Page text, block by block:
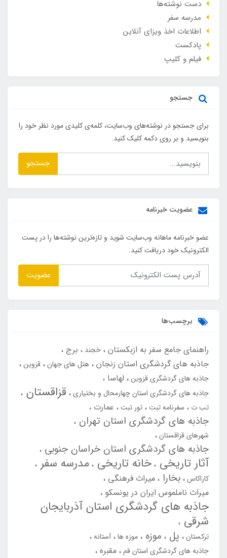
دست نوشته‌ها
مدرسه سفر
اطلاعات اخذ ویزای آنلاین
پادکست
فیلم و کلیپ
جستجو
برای جستجو در نوشته‌های وب‌سایت، کلمه‌ی کلیدی مورد نظر خود را
بنویسید و بر روی دکمه کلیک کنید.
جستجو
عضویت خبرنامه
عضو خبرنامه ماهانه وب‌سایت شوید و تازه‌ترین نوشته‌ها را در پست
الکترونیک خود دریافت کنید.
عضویت
برچسب‌ها
راهنمای جامع سفر به ازبکستان خجند
برج
جاذبه های گردشگری استان زنجان
هتل های جهان قزوین
جاذبه های گردشگری قزوین
لهاسا
جاذبه های گردشگری استان چهارمحال و بختیاری قزاقستان
تب ت سفرنامه تبت تور تبت عمارت
جاذبه های گردشگری استان تهران
شهرهای قزاقستان
جاذبه های گردشگری استان خراسان جنوبی
آثار تاریخی خانه تاریخی مدرسه سفر
کاراکاس بخارا
میراث فرهنگی
میراث ناملموس ایران در یونسکو
جاذبه های گردشگری استان آذربایجان
شرقی
ترکستان پل موزه موزه ها آستانه
جاذبه های گردشگری استان قم مقبره